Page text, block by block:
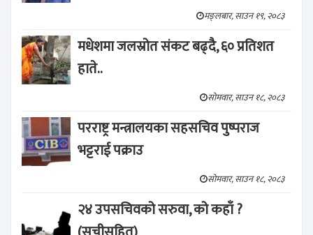
मङ्लबार, साउन १९, २०८३
मधेशमा जलस्रोत संकट बढ्दै, ६० प्रतिशत
हाते..
सोमवार, साउन १८, २०८३
परराष्ट्र मन्त्रालयका सहसचिव पुष्पराज
भट्टराई पक्राउ
सोमवार, साउन १८, २०८३
२४ उपसचिवको सरुवा, को कहाँ ?